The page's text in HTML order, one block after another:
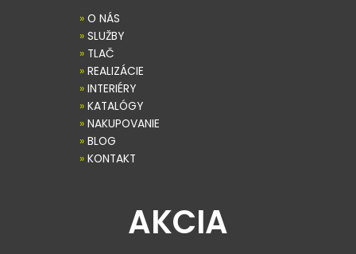
» O NÁS
» SLUŽBY
» TLAČ
» REALIZÁCIE
» INTERIÉRY
» KATALÓGY
» NAKUPOVANIE
» BLOG
» KONTAKT
AKCIA